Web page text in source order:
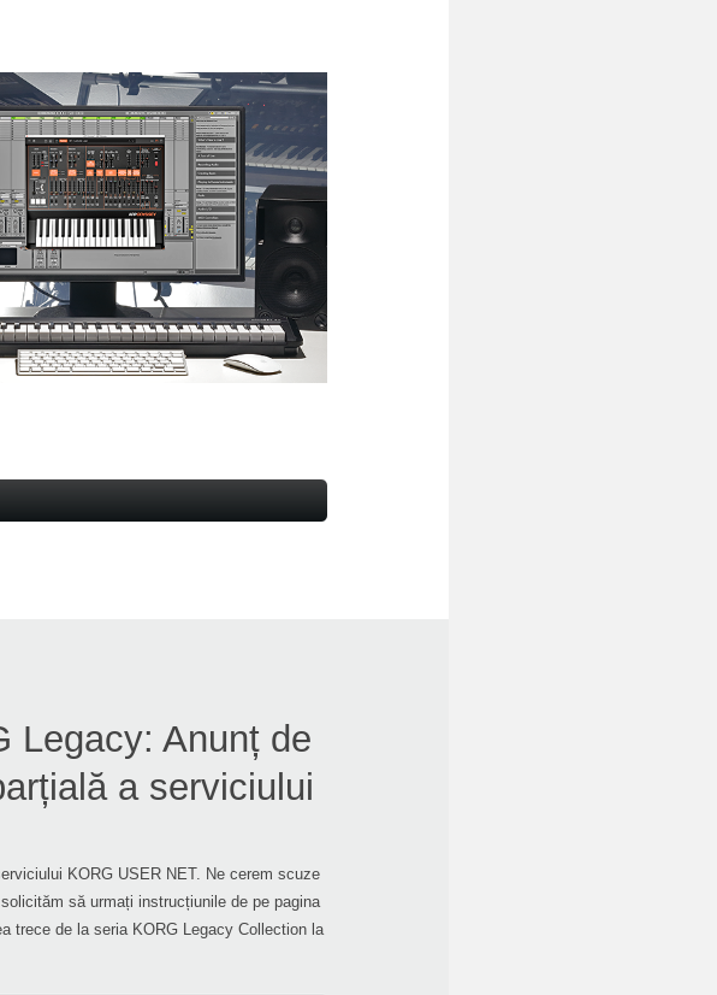
Legacy: Anunț de
a serviciului
KORG USER NET. Ne cerem scuze
să urmați instrucțiunile de pe pagina
trece de la seria KORG Legacy Collection la